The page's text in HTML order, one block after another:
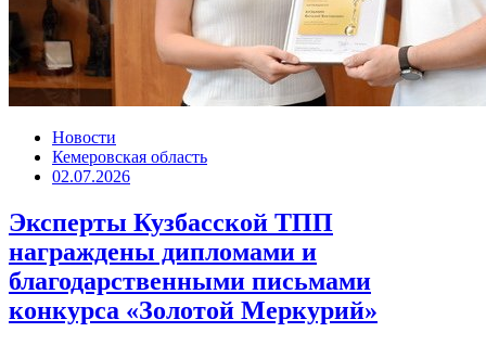
Новости
Кемеровская область
02.07.2026
Эксперты Кузбасской ТПП
награждены дипломами и
благодарственными письмами
конкурса «Золотой Меркурий»